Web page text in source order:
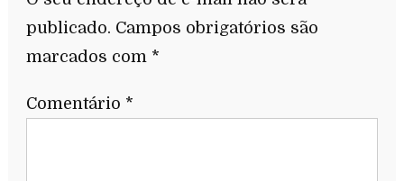
publicado. Campos obrigatórios são
marcados com *
Comentário *